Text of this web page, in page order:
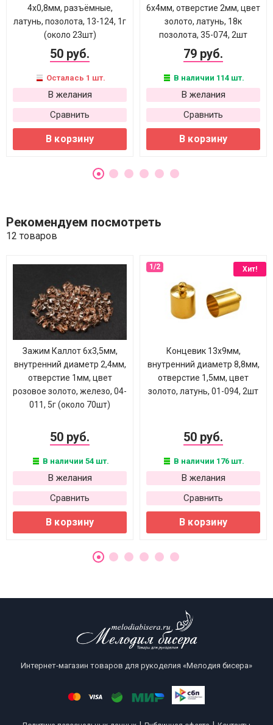
4х0,8мм, разъёмные,
латунь, позолота, 13-124, 1г
(около 23шт)
50 руб.
Осталась 1 шт.
В желания
Сравнить
В корзину
6х4мм, отверстие 2мм, цвет
золото, латунь, 18к
позолота, 35-074, 2шт
79 руб.
В наличии 114 шт.
В желания
Сравнить
В корзину
Рекомендуем посмотреть
12 товаров
Зажим Каллот 6х3,5мм,
внутренний диаметр 2,4мм,
отверстие 1мм, цвет
розовое золото, железо, 04-
011, 5г (около 70шт)
50 руб.
В наличии 54 шт.
В желания
Сравнить
В корзину
Хит!
Концевик 13х9мм,
внутренний диаметр 8,8мм,
отверстие 1,5мм, цвет
золото, латунь, 01-094, 2шт
50 руб.
В наличии 176 шт.
В желания
Сравнить
В корзину
Интернет-магазин товаров для рукоделия «Мелодия бисера»